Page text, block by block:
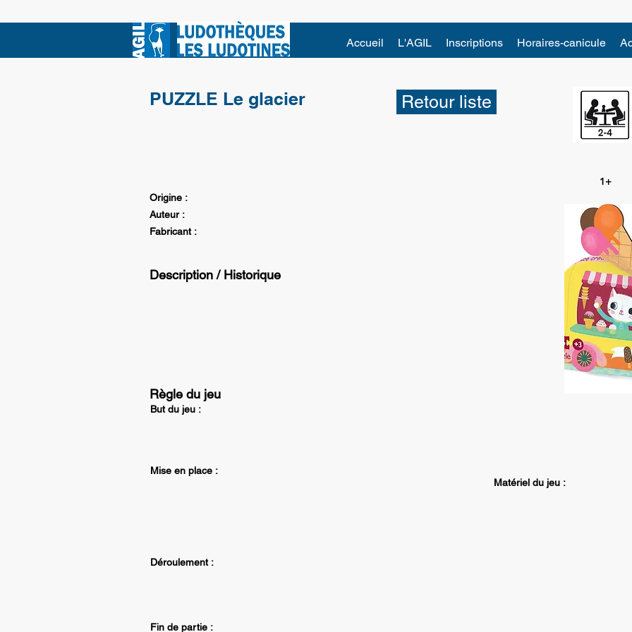
Accueil L'AGIL Inscriptions Horaires-canicule
PUZZLE Le glacier Retour liste
Origine :
Auteur :
Fabricant :
Description / Historique
Règle du jeu
But du jeu :
1+
Mise en place :
Déroulement :
Matériel du jeu :
Fin de partie :